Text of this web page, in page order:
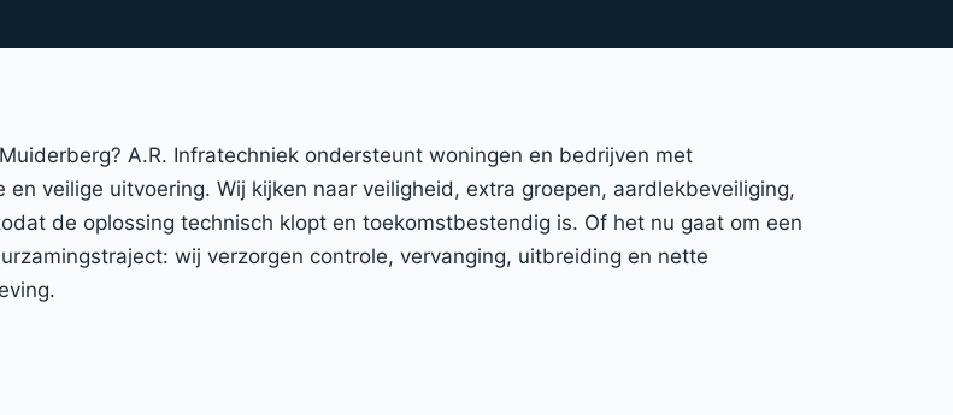
A.R. Infratechniek ondersteunt woningen en bedrijven met
veilige uitvoering. Wij kijken naar veiligheid, extra groepen, aardlekbeveiliging,
de oplossing technisch klopt en toekomstbestendig is. Of het nu gaat om een
wij verzorgen controle, vervanging, uitbreiding en nette